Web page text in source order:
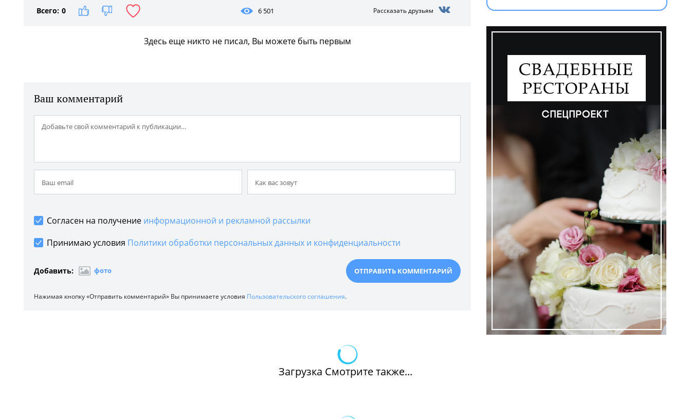
Всего: 0 6 501 Рассказать друзьям
Здесь еще никто не писал, Вы можете быть первым
Ваш комментарий
Согласен на получение информационной и рекламной рассылки
Принимаю условия Политики обработки персональных данных и конфиденциальности
Добавить: фото
Нажимая кнопку «Отправить комментарий» Вы принимаете условия Пользовательского соглашения.
Загрузка Смотрите также...